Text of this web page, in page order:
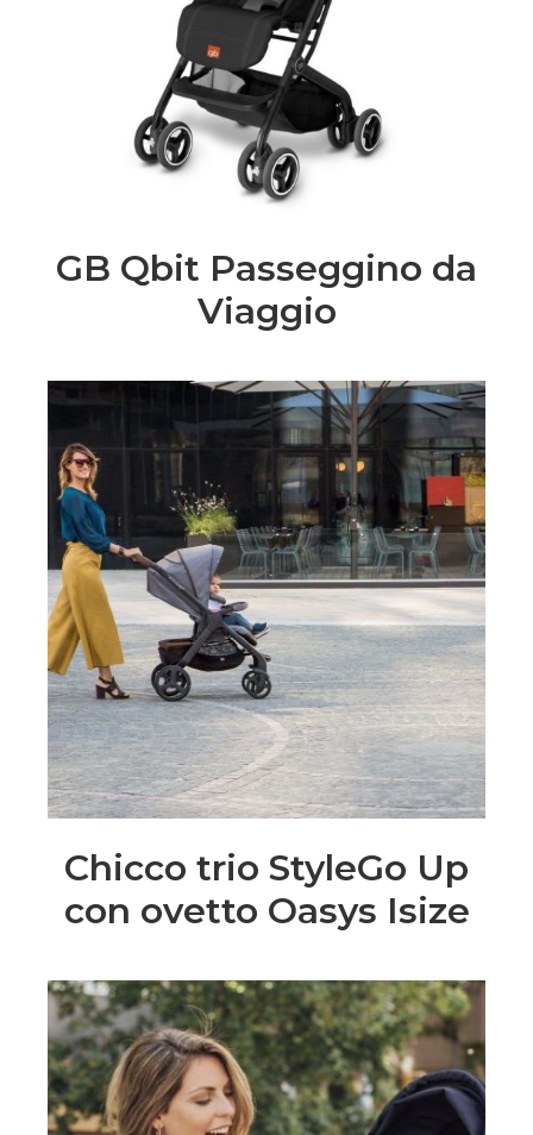
GB Qbit Passeggino da
Viaggio
Chicco trio StyleGo Up
con ovetto Oasys Isize